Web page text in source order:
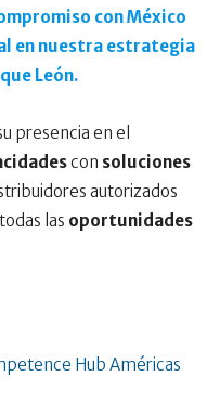
con México
en nuestra estrategia
León.
presencia en el
con soluciones
autorizados
las oportunidades
Hub Américas